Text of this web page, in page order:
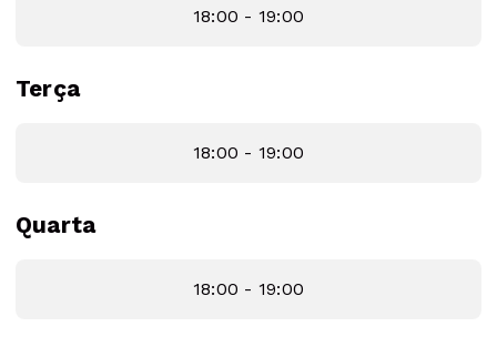
18:00 - 19:00
Terça
18:00 - 19:00
Quarta
18:00 - 19:00